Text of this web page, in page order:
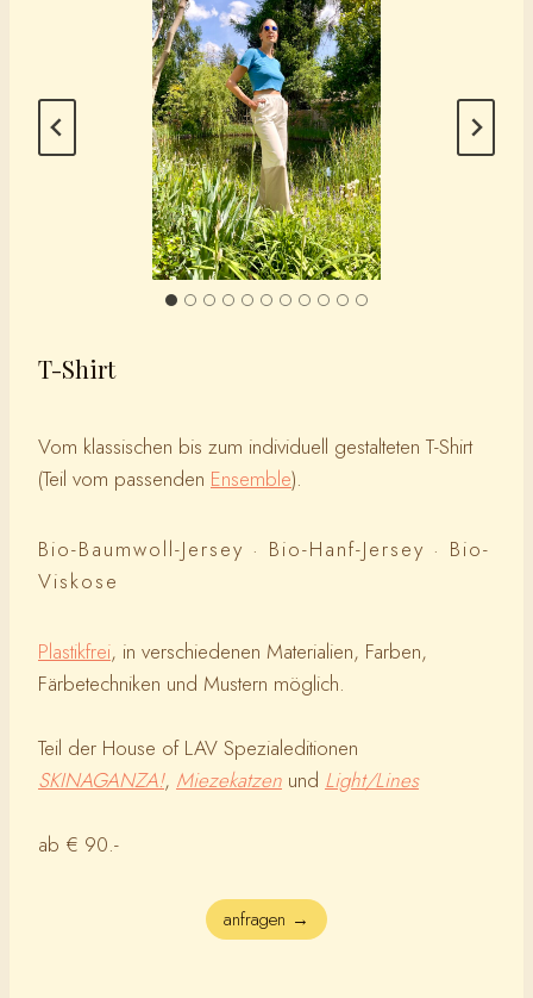
T-Shirt
Vom klassischen bis zum individuell gestalteten T-Shirt
(Teil vom passenden Ensemble).
Bio-Baumwoll-Jersey · Bio-Hanf-Jersey · Bio-
Viskose
Plastikfrei, in verschiedenen Materialien, Farben,
Färbetechniken und Mustern möglich.
Teil der House of LAV Spezialeditionen
SKINAGANZA!, Miezekatzen und Light/Lines
ab € 90.-
anfragen →